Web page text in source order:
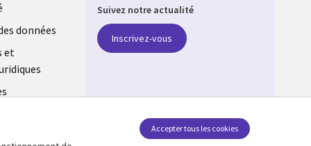
données
et
Suivez notre actualité
Inscrivez-vous
Accepter tous les cookies